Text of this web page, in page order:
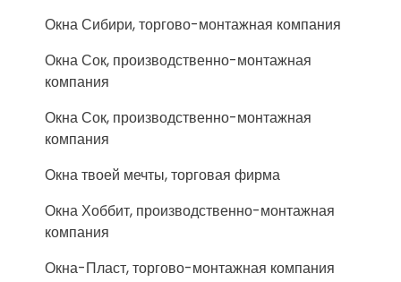
Окна Сибири, торгово-монтажная компания
Окна Сок, производственно-монтажная
компания
Окна Сок, производственно-монтажная
компания
Окна твоей мечты, торговая фирма
Окна Хоббит, производственно-монтажная
компания
Окна-Пласт, торгово-монтажная компания